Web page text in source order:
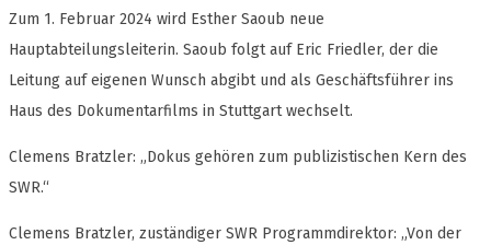
Zum 1. Februar 2024 wird Esther Saoub neue
Hauptabteilungsleiterin. Saoub folgt auf Eric Friedler, der die
Leitung auf eigenen Wunsch abgibt und als Geschäftsführer ins
Haus des Dokumentarfilms in Stuttgart wechselt.
Clemens Bratzler: „Dokus gehören zum publizistischen Kern des
SWR.“
Clemens Bratzler, zuständiger SWR Programmdirektor: „Von der